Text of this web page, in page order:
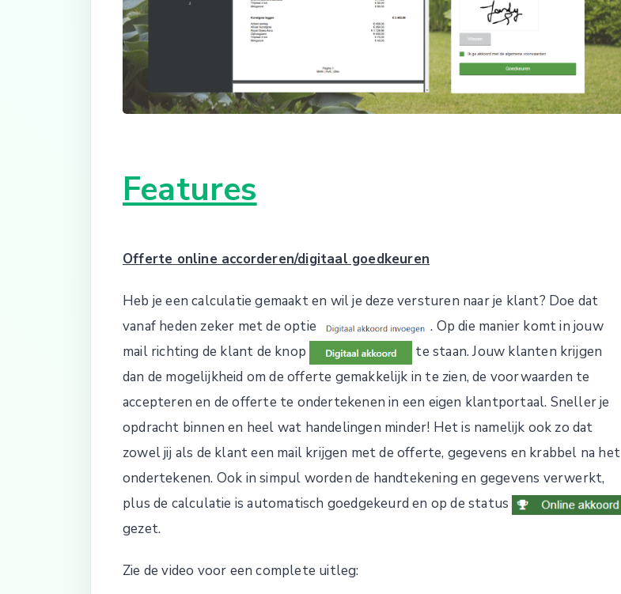
Features
Offerte online accorderen/digitaal goedkeuren
Heb je een calculatie gemaakt en wil je deze versturen naar je klant? Doe dat
vanaf heden zeker met de optie
. Op die manier komt in jouw
mail richting de klant de knop
te staan. Jouw klanten krijgen
dan de mogelijkheid om de offerte gemakkelijk in te zien, de voorwaarden te
accepteren en de offerte te ondertekenen in een eigen klantportaal. Sneller je
opdracht binnen en heel wat handelingen minder! Het is namelijk ook zo dat
zowel jij als de klant een mail krijgen met de offerte, gegevens en krabbel na het
ondertekenen. Ook in simpul worden de handtekening en gegevens verwerkt,
plus de calculatie is automatisch goedgekeurd en op de status
gezet.
Zie de video voor een complete uitleg: